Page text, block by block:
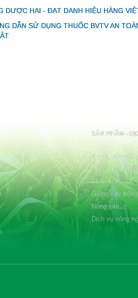
DƯỢC HAI - ĐẠT DANH HIỆU HÀNG
DẪN SỬ DỤNG THUỐC BVTV AN
SẢN PHẨM -
Thuốc bảo vệ
Thuốc kích
Phân bón
Giống cây trồng
Nông sản
Dịch vụ nông